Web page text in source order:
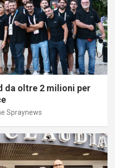
da oltre 2 milioni per
Spraynews